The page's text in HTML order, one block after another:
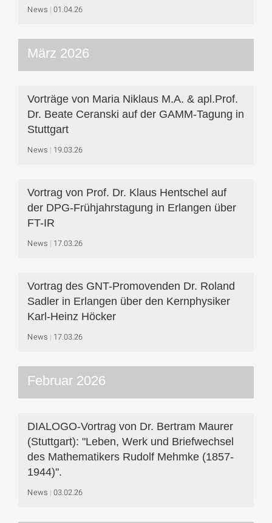
News 01.04.26
März 2026
Vorträge von Maria Niklaus M.A. & apl.Prof.
Dr. Beate Ceranski auf der GAMM-Tagung in
Stuttgart
News 19.03.26
Vortrag von Prof. Dr. Klaus Hentschel auf
der DPG-Frühjahrstagung in Erlangen über
FT-IR
News 17.03.26
Vortrag des GNT-Promovenden Dr. Roland
Sadler in Erlangen über den Kernphysiker
Karl-Heinz Höcker
News 17.03.26
Februar 2026
DIALOGO-Vortrag von Dr. Bertram Maurer
(Stuttgart): "Leben, Werk und Briefwechsel
des Mathematikers Rudolf Mehmke (1857-
1944)".
News 03.02.26